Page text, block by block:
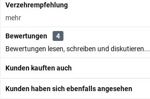
Verzehrempfehlung
mehr
Bewertungen
4
Bewertungen lesen, schreiben und diskutieren...
Kunden kauften auch
Kunden haben sich ebenfalls angesehen